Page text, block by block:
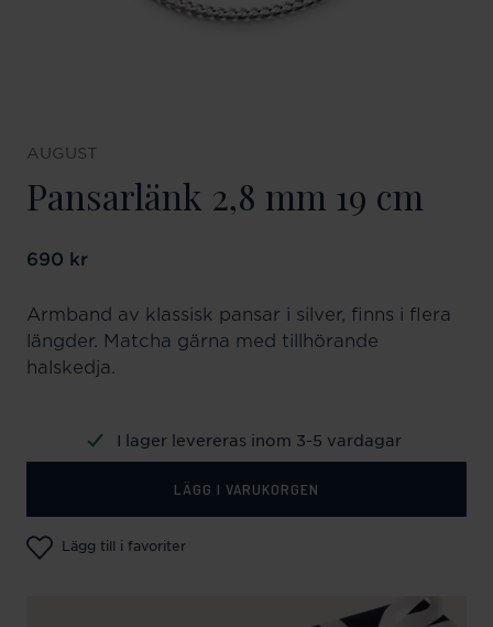
AUGUST
Pansarlänk 2,8 mm 19 cm
Pris:690 kr
690 kr
Armband av klassisk pansar i silver, finns i flera
längder. Matcha gärna med tillhörande
halskedja.
I lager levereras inom 3-5 vardagar
LÄGG I VARUKORGEN
Lägg till i favoriter